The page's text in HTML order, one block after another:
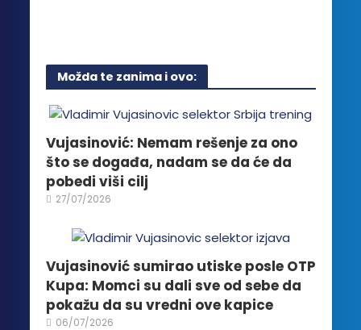
više
varijanti.
mogu
biti
izabrane
na
stranici
Možda te zanima i ovo:
Vujasinović: Nemam rešenje za ono
što se događa, nadam se da će da
pobedi viši cilj
27/07/2026
Vujasinović sumirao utiske posle OTP
Kupa: Momci su dali sve od sebe da
pokažu da su vredni ove kapice
06/07/2026